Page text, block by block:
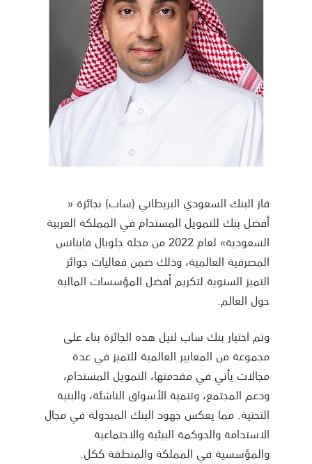
فاز البنك السعودي البريطاني (ساب) بجائزة «
أفضل بنك للتمويل المستدام في المملكة العربية
السعودية» لعام 2022 من مجلة جلوبال فاينانس
المصرفية العالمية، وذلك ضمن فعاليات جوائز
التميز السنوية لتكريم أفضل المؤسسات المالية
حول العالم.
وتم اختيار بنك ساب لنيل هذه الجائزة بناء على
مجموعة من المعايير العالمية للتميز في عدة
مجالات يأتي في مقدمتها، التمويل المستدام،
ودعم المجتمع، وتنمية الأسواق الناشئة، والبنية
التحتية. مما يعكس جهود البنك المبذولة في مجال
الاستدامة والحوكمة البيئية والاجتماعية
والمؤسسية في المملكة والمنطقة ككل.